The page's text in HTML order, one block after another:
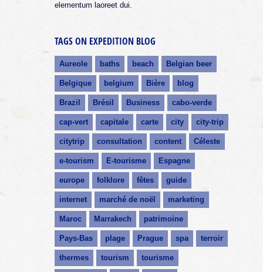
elementum laoreet dui.
TAGS ON EXPEDITION BLOG
Aureole baths beach Belgian beer
Belgique belgium Bière blog
Brazil Brésil Business cabo-verde
cap-vert capitale carte city city-trip
citytrip consultation content Céleste
e-tourism E-tourisme Espagne
europe folklore fêtes guide
internet marché de noël marketing
Maroc Marrakech patrimoine
Pays-Bas plage Prague spa terroir
thermes tourism tourisme